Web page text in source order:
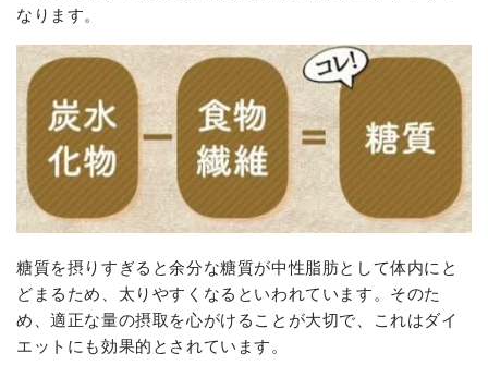
なります。
糖質を摂りすぎると余分な糖質が中性脂肪として体内にと
どまるため、太りやすくなるといわれています。そのた
め、適正な量の摂取を心がけることが大切で、これはダイ
エットにも効果的とされています。